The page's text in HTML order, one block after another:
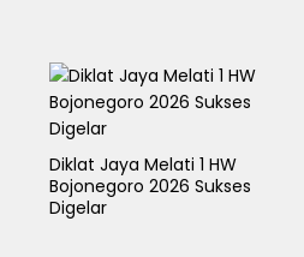
Diklat Jaya Melati 1 HW
Bojonegoro 2026 Sukses
Digelar